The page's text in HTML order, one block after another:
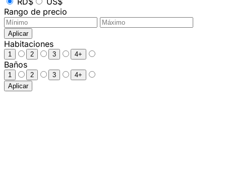
Rango de precio
Aplicar
Habitaciones
1 2 3 4+
Baños
1 2 3
4+
Aplicar